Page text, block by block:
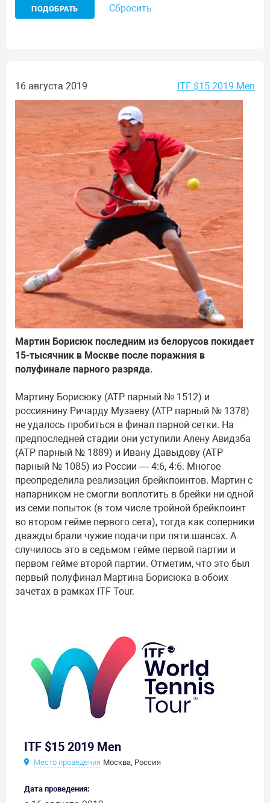
Сбросить
16 августа 2019 ITF $15 2019 Men
Мартин Борисюк последним из белорусов покидает
15-тысячник в Москве после поражния в
полуфинале парного разряда.
Мартину Борисюку (ATP парный № 1512) и
россиянину Ричарду Музаеву (ATP парный № 1378)
не удалось пробиться в финал парной сетки. На
предпоследней стадии они уступили Алену Авидзба
(ATP парный № 1889) и Ивану Давыдову (ATP
парный № 1085) из России — 4:6, 4:6. Многое
преопределила реализация брейкпоинтов. Мартин с
напарником не смогли воплотить в брейки ни одной
из семи попыток (в том числе тройной брейкпоинт
во втором гейме первого сета), тогда как соперники
дважды брали чужие подачи при пяти шансах. А
случилось это в седьмом гейме первой партии и
первом гейме второй партии. Отметим, что это был
первый полуфинал Мартина Борисюка в обоих
зачетах в рамках ITF Tour.
ITF $15 2019 Men
Место проведения Москва, Россия
Дата проведения: